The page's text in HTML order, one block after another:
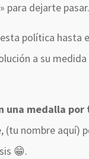
para dejarte pasar.
política hasta
a su medida
una medalla
nombre aquí)
😁.